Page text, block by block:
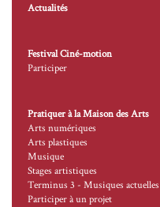
Actualités
Festival Ciné-motion
Participer
Pratiquer à la Maison des Arts
Arts numériques
Arts plastiques
Musique
Stages artistiques
Terminus 3 - Musiques actuelles
Participer à un projet